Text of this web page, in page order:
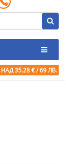
НАД 35.28 € / 69 ЛВ.